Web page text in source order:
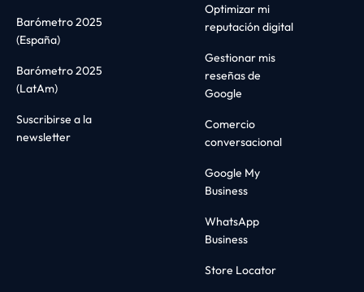
Barómetro 2025
(España)
Barómetro 2025
(LatAm)
Suscribirse a la
newsletter
Optimizar mi
reputación digital
Gestionar mis
reseñas de
Google
Comercio
conversacional
Google My
Business
WhatsApp
Business
Store Locator